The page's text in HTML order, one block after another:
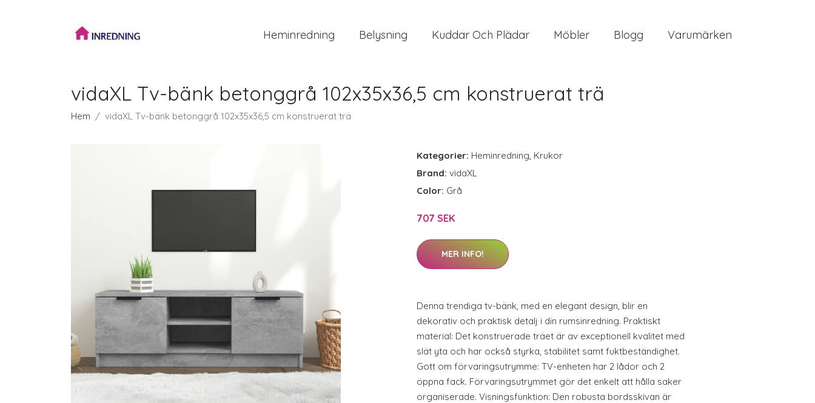
Heminredning Belysning Kuddar Och Plädar Möbler Blogg Varumärken
vidaXL Tv-bänk betonggrå 102x35x36,5 cm konstruerat trä
Hem vidaXL Tv-bänk betonggrå 102x35x36,5 cm konstruerat trä
Kategorier: Heminredning, Krukor
Brand: vidaXL
Color: Grå
707 SEK
MER INFO!
Denna trendiga tv-bänk, med en elegant design, blir en
dekorativ och praktisk detalj i din rumsinredning. Praktiskt
material: Det konstruerade träet är av exceptionell kvalitet med
slät yta och har också styrka, stabilitet samt fuktbeständighet.
Gott om förvaringsutrymme: TV-enheten har 2 lådor och 2
öppna fack. Förvaringsutrymmet gör det enkelt att hålla saker
organiserade. Visningsfunktion: Den robusta bordsskivan är